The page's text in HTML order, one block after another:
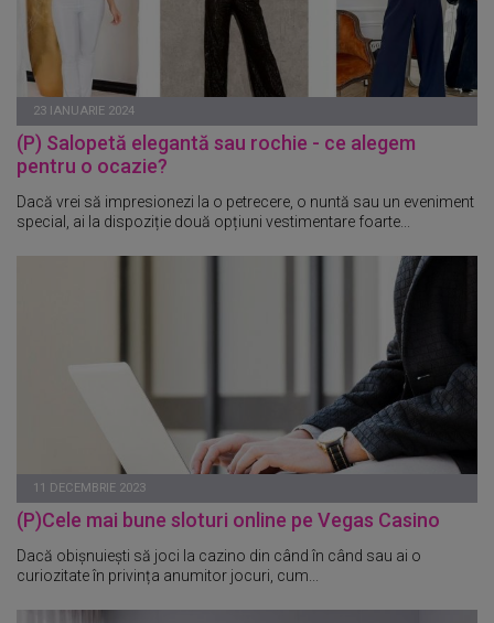
23 IANUARIE 2024
(P) Salopetă elegantă sau rochie - ce alegem
pentru o ocazie?
Dacă vrei să impresionezi la o petrecere, o nuntă sau un eveniment
special, ai la dispoziție două opțiuni vestimentare foarte...
11 DECEMBRIE 2023
(P)Cele mai bune sloturi online pe Vegas Casino
Dacă obișnuiești să joci la cazino din când în când sau ai o
curiozitate în privința anumitor jocuri, cum...